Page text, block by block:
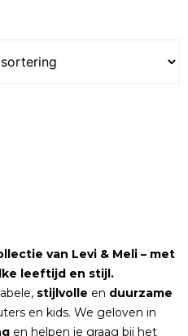
van Levi & Meli – met
leeftijd en stijl.
stijlvolle en duurzame
en kids. We geloven in
en helpen je graag bij het